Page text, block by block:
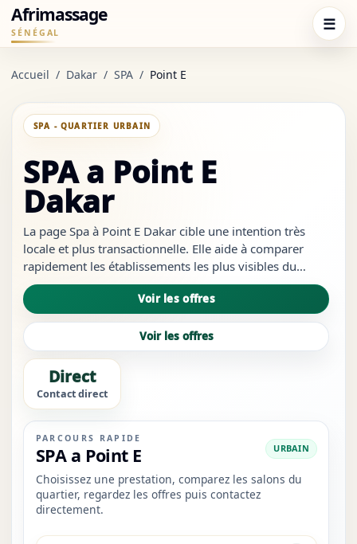
Afrimassage
SÉNÉGAL ☰
Accueil / Dakar / SPA / Point E
SPA - QUARTIER URBAIN
SPA a Point E
Dakar
La page Spa à Point E Dakar cible une intention très
locale et plus transactionnelle. Elle aide à comparer
rapidement les établissements les plus visibles du
quartier, à repérer les services les plus crédibles et à
ouvrir les bons liens sans revenir à des résultats trop
générique...
Voir les offres
Voir les offres
Direct
Contact direct
PARCOURS RAPIDE
SPA a Point E URBAIN
Choisissez une prestation, comparez les salons du
quartier, regardez les offres puis contactez
directement.